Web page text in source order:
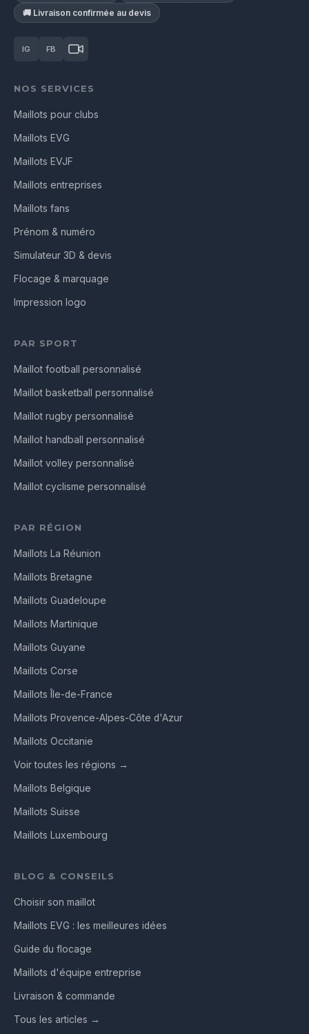
🚚 Livraison confirmée au devis
IG FB
NOS SERVICES
Maillots pour clubs
Maillots EVG
Maillots EVJF
Maillots entreprises
Maillots fans
Prénom & numéro
Simulateur 3D & devis
Flocage & marquage
Impression logo
PAR SPORT
Maillot football personnalisé
Maillot basketball personnalisé
Maillot rugby personnalisé
Maillot handball personnalisé
Maillot volley personnalisé
Maillot cyclisme personnalisé
PAR RÉGION
Maillots La Réunion
Maillots Bretagne
Maillots Guadeloupe
Maillots Martinique
Maillots Guyane
Maillots Corse
Maillots Île-de-France
Maillots Provence-Alpes-Côte d'Azur
Maillots Occitanie
Voir toutes les régions →
Maillots Belgique
Maillots Suisse
Maillots Luxembourg
BLOG & CONSEILS
Choisir son maillot
Maillots EVG : les meilleures idées
Guide du flocage
Maillots d'équipe entreprise
Livraison & commande
Tous les articles →